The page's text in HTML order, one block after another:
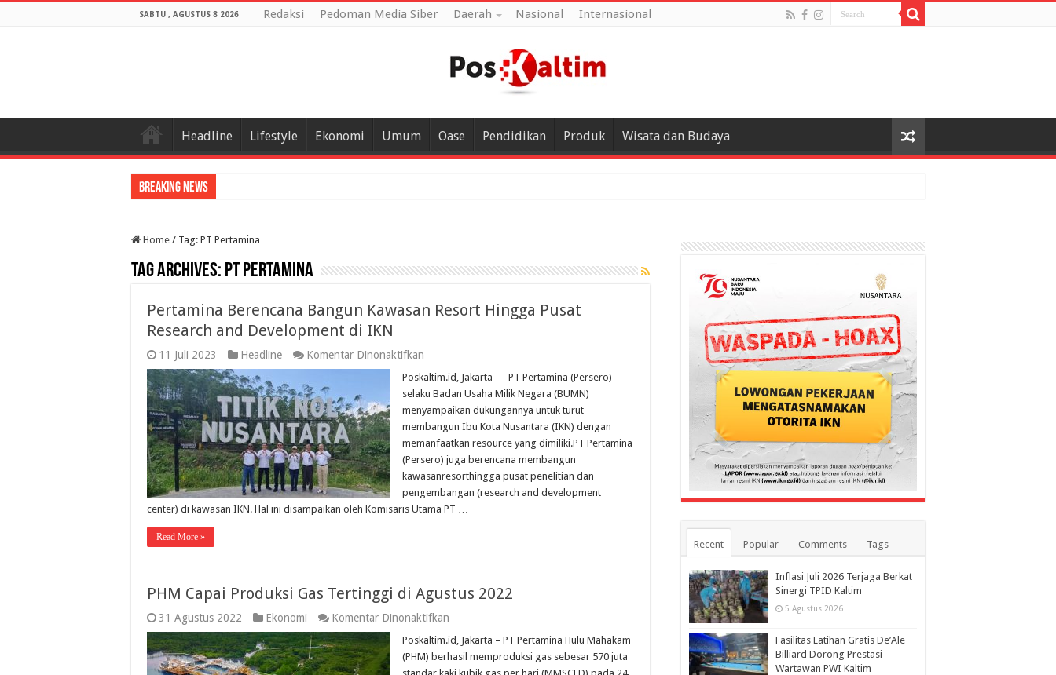
SABTU , AGUSTUS 8 2026 Redaksi Pedoman Media Siber Daerah Nasional Internasional
Headline Lifestyle Ekonomi Umum Oase Pendidikan Produk Wisata dan Budaya
Breaking News
Home / Tag: PT Pertamina
Tag Archives: PT Pertamina
Pertamina Berencana Bangun Kawasan Resort Hingga Pusat
Research and Development di IKN
11 Juli 2023 Headline Komentar Dinonaktifkan
Berencana
Bangun
Kawasan
Resort
Hingga
Pusat
Research
and
Development
di
IKN
Poskaltim.id, Jakarta — PT Pertamina (Persero)
selaku Badan Usaha Milik Negara (BUMN)
menyampaikan dukungannya untuk turut
membangun Ibu Kota Nusantara (IKN) dengan
memanfaatkan resource yang dimiliki.PT Pertamina
(Persero) juga berencana membangun
kawasanresorthingga pusat penelitian dan
pengembangan (research and development
center) di kawasan IKN. Hal ini disampaikan oleh Komisaris Utama PT …
Read More »
PHM Capai Produksi Gas Tertinggi di Agustus 2022
31 Agustus 2022 Ekonomi Komentar Dinonaktifkan
Capai
Produksi
Gas
Poskaltim.id, Jakarta – PT Pertamina Hulu Mahakam
(PHM) berhasil memproduksi gas sebesar 570 juta
Recent Popular Comments Tags
Inflasi Juli 2026 Terjaga Berkat
Sinergi TPID Kaltim
5 Agustus 2026
Fasilitas Latihan Gratis De’Ale
Billiard Dorong Prestasi
Wartawan PWI Kaltim